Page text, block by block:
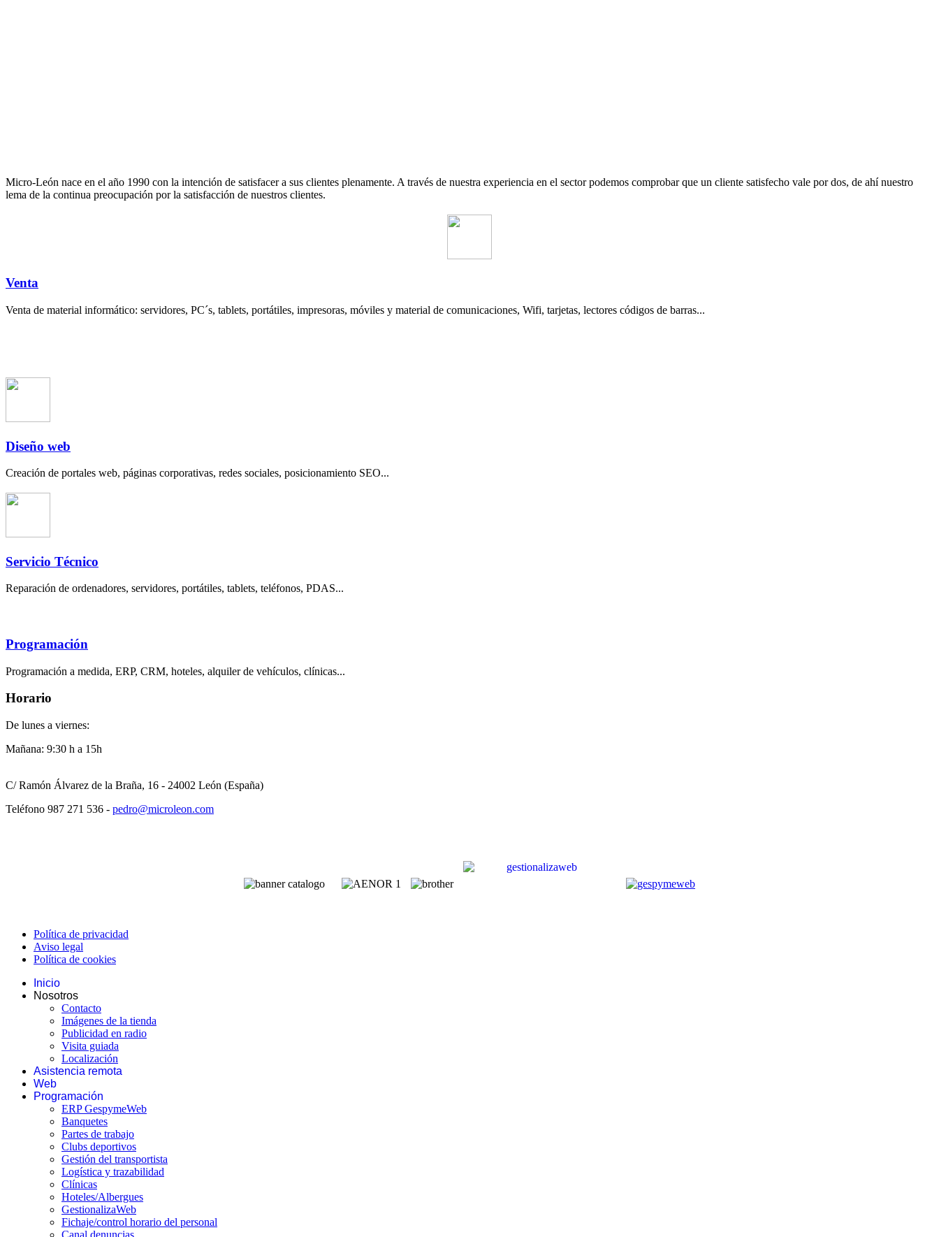
Micro-León nace en el año 1990 con la intención de satisfacer a sus clientes plenamente. A través de nuestra experiencia en el sector podemos comprobar que un cliente satisfecho vale por dos, de ahí nuestro
lema de la continua preocupación por la satisfacción de nuestros clientes.
Venta
Venta de material informático: servidores, PC´s, tablets, portátiles, impresoras, móviles y material de comunicaciones, Wifi, tarjetas, lectores códigos de barras...
Diseño web
Creación de portales web, páginas corporativas, redes sociales, posicionamiento SEO...
Servicio Técnico
Reparación de ordenadores, servidores, portátiles, tablets, teléfonos, PDAS...
Programación
Programación a medida, ERP, CRM, hoteles, alquiler de vehículos, clínicas...
Horario
De lunes a viernes:
Mañana: 9:30 h a 15h
C/ Ramón Álvarez de la Braña, 16 - 24002 León (España)
Teléfono 987 271 536 - pedro@microleon.com
Política de privacidad
Aviso legal
Política de cookies
Inicio
Nosotros
Contacto
Imágenes de la tienda
Publicidad en radio
Visita guiada
Localización
Asistencia remota
Web
Programación
ERP GespymeWeb
Banquetes
Partes de trabajo
Clubs deportivos
Gestión del transportista
Logística y trazabilidad
Clínicas
Hoteles/Albergues
GestionalizaWeb
Fichaje/control horario del personal
Canal denuncias